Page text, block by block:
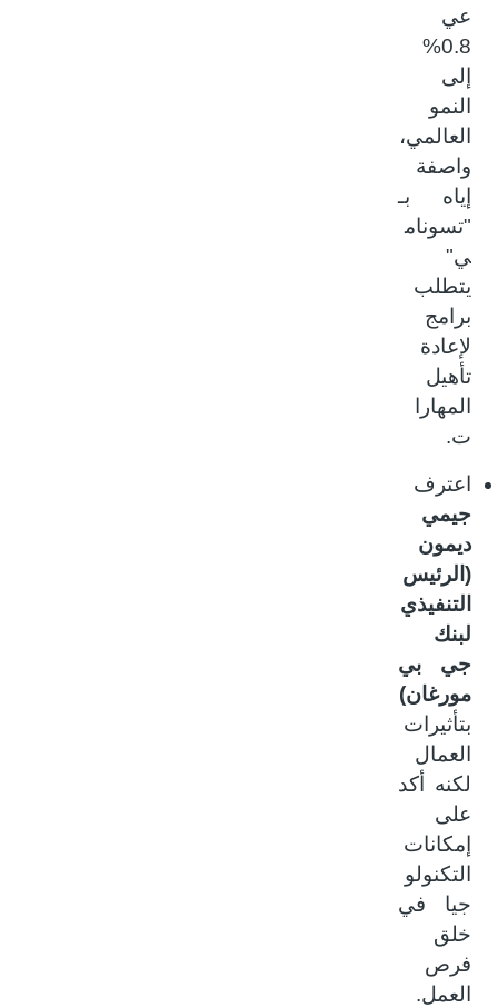
عي
0.8%
إلى
النمو
العالمي،
واصفة
إياه بـ
"تسونام
ي"
يتطلب
برامج
لإعادة
تأهيل
المهارا
ت.
اعترف
جيمي
ديمون
(الرئيس
التنفيذي
لبنك
جي بي
مورغان)
بتأثيرات
العمال
لكنه أكد
على
إمكانات
التكنولو
جيا في
خلق
فرص
العمل.